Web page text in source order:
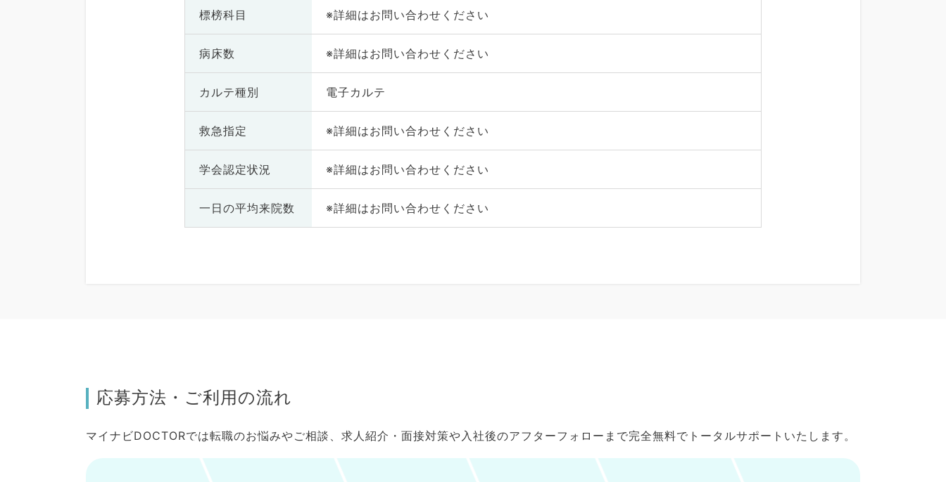
標榜科目 ※詳細はお問い合わせください
病床数 ※詳細はお問い合わせください
カルテ種別 電子カルテ
救急指定 ※詳細はお問い合わせください
学会認定状況 ※詳細はお問い合わせください
一日の平均来院数 ※詳細はお問い合わせください
応募方法・ご利用の流れ
マイナビDOCTORでは転職のお悩みやご相談、求人紹介・面接対策や入社後のアフターフォローまで完全無料でトータルサポートいたします。